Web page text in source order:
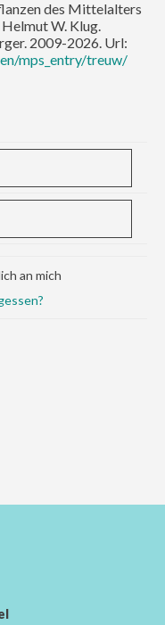
des Mittelalters
W. Klug.
2009-2026. Url:
mps_entry/treuw/
an mich